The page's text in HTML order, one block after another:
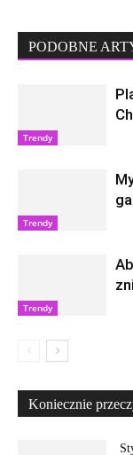
PODOBNE
Trendy
Trendy
Trendy
Koniecznie